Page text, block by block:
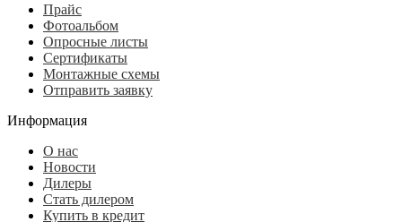
Прайс
Фотоальбом
Опросные листы
Сертификаты
Монтажные схемы
Отправить заявку
Информация
О нас
Новости
Дилеры
Стать дилером
Купить в кредит